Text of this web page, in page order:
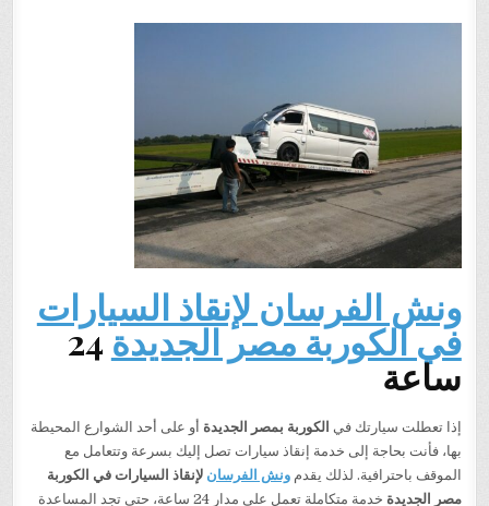
ونش الفرسان لإنقاذ السيارات
في الكوربة مصر الجديدة24
ساعة
إذا تعطلت سيارتك في الكوربة بمصر الجديدة أو على أحد الشوارع المحيطة
بها، فأنت بحاجة إلى خدمة إنقاذ سيارات تصل إليك بسرعة وتتعامل مع
الموقف باحترافية. لذلك يقدمونش الفرسان لإنقاذ السيارات في الكوربة
مصر الجديدة
خدمة متكاملة تعمل على مدار 24 ساعة، حتى تجد المساعدة